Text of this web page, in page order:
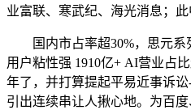
业富联、寒武纪、海光消息；
国内市占率超30%，思元系
用户粘性强 1910亿+ AI营业占
年了，并打算提起平易近事诉
引出连续串让人揪心地。为百